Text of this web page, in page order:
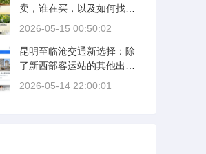
卖，谁在买，以及如何找到
性价比之选
2026-05-15 00:50:02
昆明至临沧交通新选择：除
了新西部客运站的其他出行
方式
2026-05-14 22:00:01